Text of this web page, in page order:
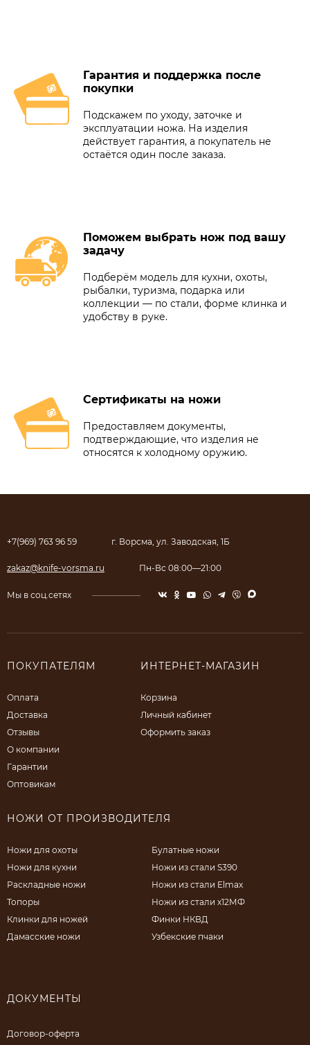
Гарантия и поддержка после
покупки
Подскажем по уходу, заточке и
эксплуатации ножа. На изделия
действует гарантия, а покупатель не
остаётся один после заказа.
Поможем выбрать нож под вашу
задачу
Подберём модель для кухни, охоты,
рыбалки, туризма, подарка или
коллекции — по стали, форме клинка и
удобству в руке.
Сертификаты на ножи
Предоставляем документы,
подтверждающие, что изделия не
относятся к холодному оружию.
+7(969) 763 96 59 г. Ворсма, ул. Заводская, 1Б
zakaz@knife-vorsma.ru Пн-Вс 08:00—21:00
Мы в соц.сетях
ПОКУПАТЕЛЯМ
Оплата
Доставка
Отзывы
О компании
Гарантии
Оптовикам
ИНТЕРНЕТ-МАГАЗИН
Корзина
Личный кабинет
Оформить заказ
НОЖИ ОТ ПРОИЗВОДИТЕЛЯ
Ножи для охоты
Ножи для кухни
Раскладные ножи
Топоры
Клинки для ножей
Дамасские ножи
Булатные ножи
Ножи из стали S390
Ножи из стали Elmax
Ножи из стали х12МФ
Финки НКВД
Узбекские пчаки
ДОКУМЕНТЫ
Договор-оферта